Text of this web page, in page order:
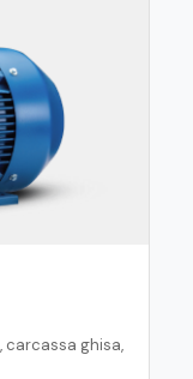
carcassa ghisa,